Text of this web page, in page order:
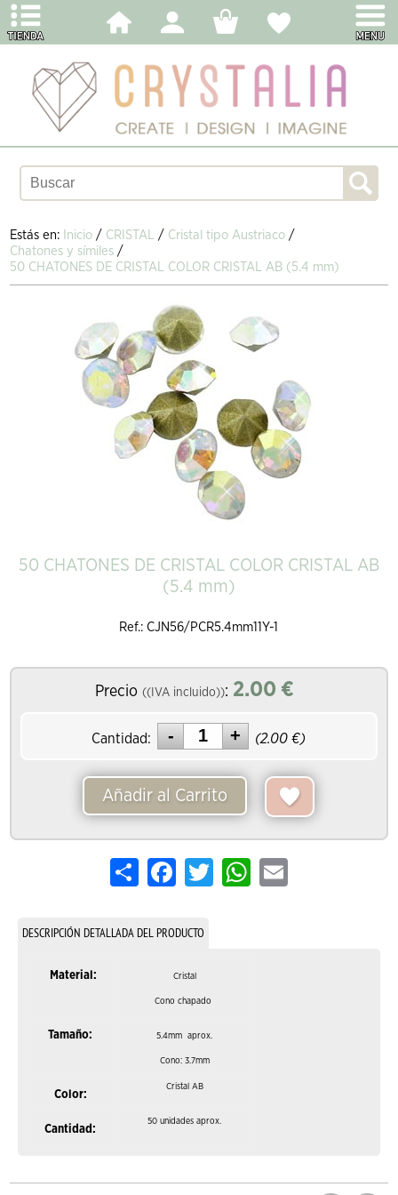
Estás en: Inicio / CRISTAL / Cristal tipo Austriaco /
Chatones y símiles /
50 CHATONES DE CRISTAL COLOR CRISTAL AB (5.4 mm)
50 CHATONES DE CRISTAL COLOR CRISTAL AB
(5.4 mm)
Ref.: CJN56/PCR5.4mm11Y-1
Precio ((IVA incluido)): 2.00 €
Cantidad: (2.00 €)
Añadir al Carrito
Share FacebookTwitterWhatsApp
Email
DESCRIPCIÓN DETALLADA DEL PRODUCTO
Material: Cristal
Cono chapado
Tamaño: 5.4mm aprox.
Cono: 3.7mm
Color:
Cristal AB
Cantidad:
50 unidades aprox.